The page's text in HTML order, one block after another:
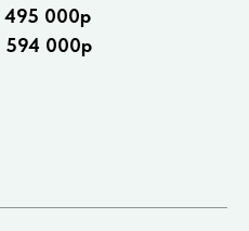
495 000р
594 000р